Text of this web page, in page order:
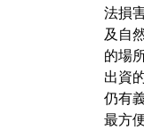
法損
及自
的場
出資
仍有
最方